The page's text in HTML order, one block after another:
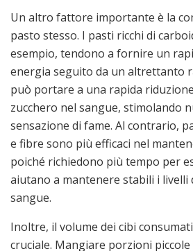
Un altro fattore importante è la
pasto stesso. I pasti ricchi di
esempio, tendono a fornire un
energia seguito da un altrettanto
può portare a una rapida
zucchero nel sangue, stimolando
sensazione di fame. Al contrario,
e fibre sono più efficaci nel
poiché richiedono più tempo per
aiutano a mantenere stabili i livelli
sangue.
Inoltre, il volume dei cibi
cruciale. Mangiare porzioni